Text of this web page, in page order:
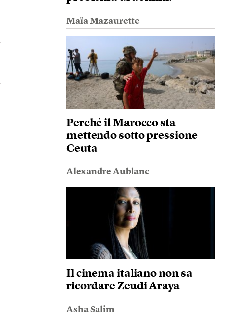
Maïa Mazaurette
Perché il Marocco sta
mettendo sotto pressione
Ceuta
Alexandre Aublanc
Il cinema italiano non sa
ricordare Zeudi Araya
Asha Salim